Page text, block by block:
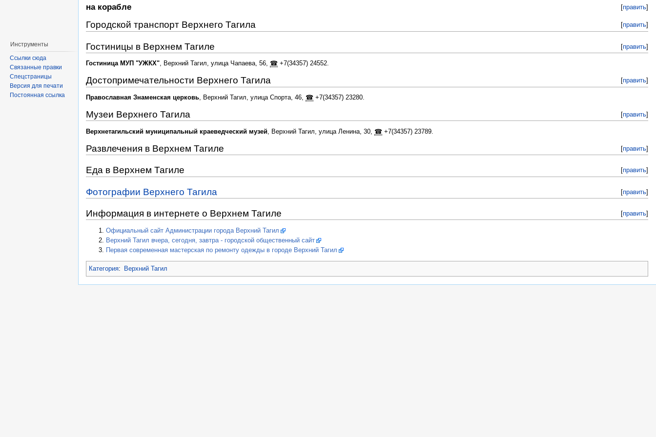
[править]
на корабле
[править]
Городской транспорт Верхнего Тагила
[править]
Гостиницы в Верхнем Тагиле
Гостиница МУП "УЖКХ", Верхний Тагил, улица Чапаева, 56, ☎ +7(34357) 24552.
[править]
Достопримечательности Верхнего Тагила
Православная Знаменская церковь, Верхний Тагил, улица Спорта, 46, ☎ +7(34357) 23280.
[править]
Музеи Верхнего Тагила
Верхнетагильский муниципальный краеведческий музей , Верхний Тагил, улица Ленина, 30, ☎ +7(34357) 23789.
[править]
Развлечения в Верхнем Тагиле
[править]
Еда в Верхнем Тагиле
[править]
Фотографии Верхнего Тагила
[править]
Информация в интернете о Верхнем Тагиле
Официальный сайт Администрации города Верхний Тагил
Верхний Тагил вчера, сегодня, завтра - городской общественный сайт
Первая современная мастерская по ремонту одежды в городе Верхний Тагил
Категория: Верхний Тагил
Инструменты
Ссылки сюда
Связанные правки
Спецстраницы
Версия для печати
Постоянная ссылка